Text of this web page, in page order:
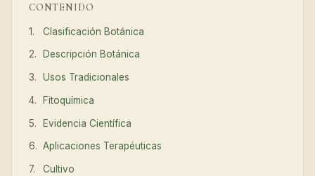
CONTENIDO
Clasificación Botánica
Descripción Botánica
Usos Tradicionales
Fitoquímica
Evidencia Científica
Aplicaciones Terapéuticas
Cultivo